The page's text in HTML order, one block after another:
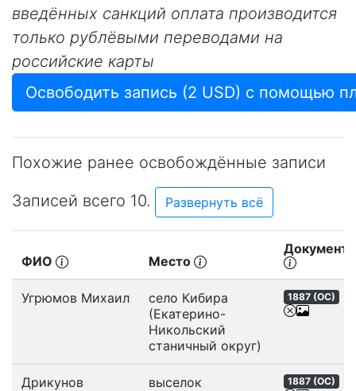
введённых санкций оплата производится
только рублёвыми переводами на
российские карты
Похожие ранее освобождённые записи
Записей всего 10. Развернуть всё
ФИО Место
Документ
Угрюмов Михаил
село Кибира
(Екатерино-
Никольский
станичный округ)
1887 (ОС)
Дрикунов
выселок
1887 (ОС)